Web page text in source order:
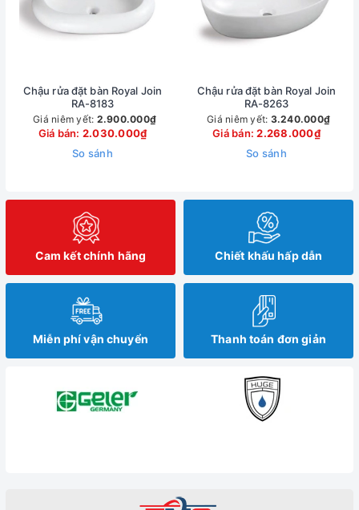
Chậu rửa đặt bàn Royal Join
RA-8183
Giá niêm yết: 2.900.000₫
Giá bán: 2.030.000₫
So sánh
Chậu rửa đặt bàn Royal Join
RA-8263
Giá niêm yết: 3.240.000₫
Giá bán:2.268.000₫
So sánh
Cam kết chính hãng Chiết khấu hấp dẫn
Miễn phí vận chuyển Thanh toán đơn giản